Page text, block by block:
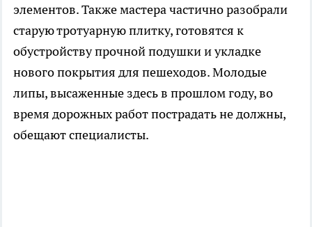
элементов. Также мастера частично разобрали
старую тротуарную плитку, готовятся к
обустройству прочной подушки и укладке
нового покрытия для пешеходов. Молодые
липы, высаженные здесь в прошлом году, во
время дорожных работ пострадать не должны,
обещают специалисты.